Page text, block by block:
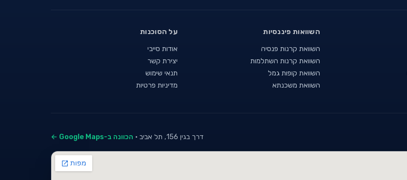
השוואות פיננסיות
השוואת קרנות פנסיה
השוואת קרנות השתלמות
השוואת קופות גמל
השוואת משכנתא
על הסוכנות
אודות סייבי
יצירת קשר
תנאי שימוש
מדיניות פרטיות
דרך בגין 156, תל אביב · הכוונה ב-Google Maps ←